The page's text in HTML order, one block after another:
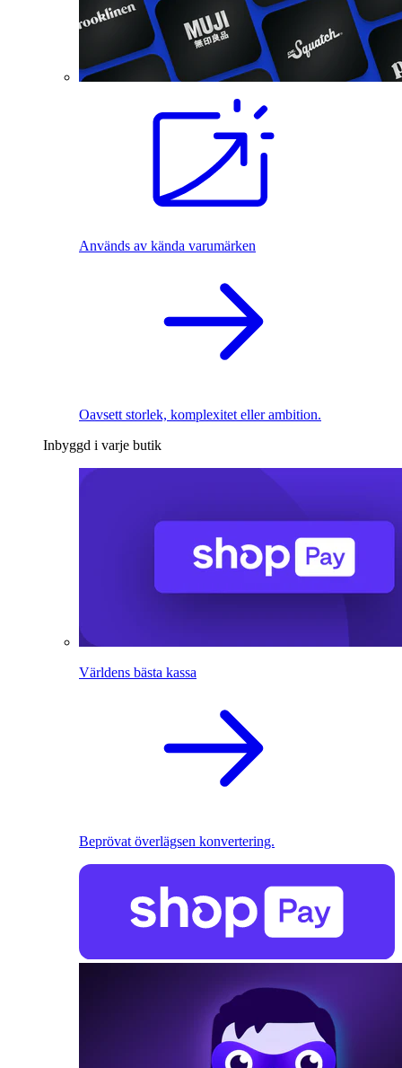
Används av kända varumärken
Oavsett storlek, komplexitet eller ambition.
Inbyggd i varje butik
Världens bästa kassa
Beprövat överlägsen konvertering.